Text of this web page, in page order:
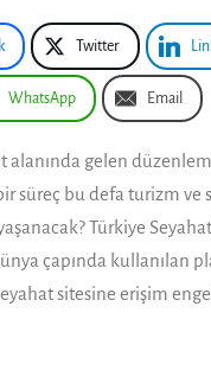
Twitter
WhatsApp Email
alanında gelen
süreç bu defa turizm ve
Türkiye
çapında kullanılan
sitesine erişim